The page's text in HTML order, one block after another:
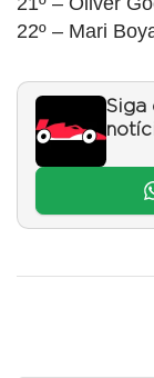
22º – Mari
Siga